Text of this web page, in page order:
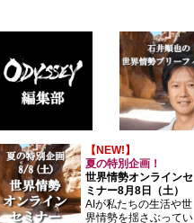
【NEW!】
夏の特別企画！
世界情勢オンラインセ
ミナー8月8日（土）
AIが私たちの生活や世
界情勢を揺さぶってい